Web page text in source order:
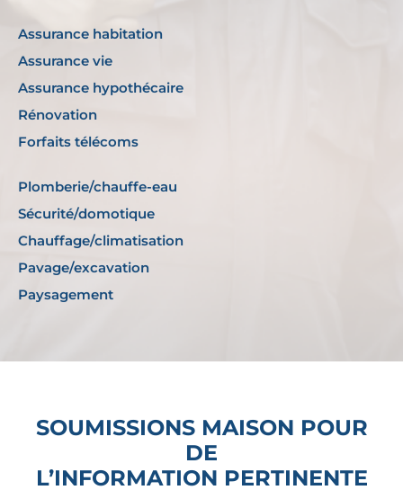
Assurance habitation
Assurance vie
Assurance hypothécaire
Rénovation
Forfaits télécoms
Plomberie/chauffe-eau
Sécurité/domotique
Chauffage/climatisation
Pavage/excavation
Paysagement
SOUMISSIONS MAISON POUR
DE
L’INFORMATION PERTINENTE